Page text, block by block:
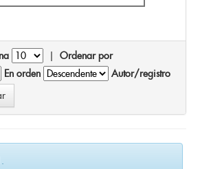
| Ordenar por
En orden
Autor/registro